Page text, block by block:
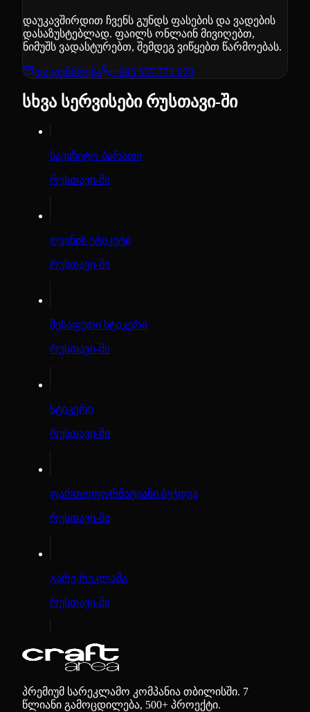
დაუკავშირდით ჩვენს გუნდს ფასების და ვადების
დასაზუსტებლად. ფაილს ონლაინ მივიღებთ,
ნიმუშს ვადასტურებთ, შემდეგ ვიწყებთ წარმოებას.
დაკავშირება +995 557 771 979
სხვა სერვისები რუსთავი-ში
სავიზიტო ბარათი
რუსთავი-ში
ღვინის ეტიკეტი
რუსთავი-ში
შესაფუთი სტიკერი
რუსთავი-ში
სტიკერი
რუსთავი-ში
ფართოფორმატიანი ბეჭდვა
რუსთავი-ში
გარე რეკლამა
რუსთავი-ში
პრემიუმ სარეკლამო კომპანია თბილისში. 7
წლიანი გამოცდილება, 500+ პროექტი.